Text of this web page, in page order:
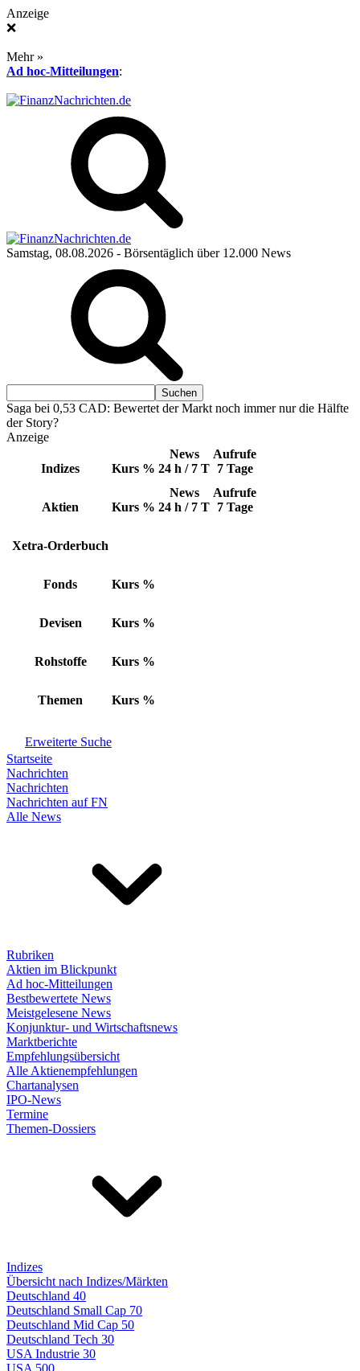
Anzeige
❌
Mehr »
Ad hoc-Mitteilungen:
Samstag, 08.08.2026 - Börsentäglich über 12.000 News
Saga bei 0,53 CAD: Bewertet der Markt noch immer nur die Hälfte
der Story?
Anzeige
Indizes Kurs %
News
24 h / 7 T
Aufrufe
7 Tage
Aktien Kurs %
News
24 h / 7 T
Aufrufe
7 Tage
Xetra-Orderbuch
Fonds Kurs %
Devisen Kurs %
Rohstoffe Kurs %
Themen Kurs %
Erweiterte Suche
Startseite
Nachrichten
Nachrichten
Nachrichten auf FN
Alle News
Rubriken
Aktien im Blickpunkt
Ad hoc-Mitteilungen
Bestbewertete News
Meistgelesene News
Konjunktur- und Wirtschaftsnews
Marktberichte
Empfehlungsübersicht
Alle Aktienempfehlungen
Chartanalysen
IPO-News
Termine
Themen-Dossiers
Indizes
Übersicht nach Indizes/Märkten
Deutschland 40
Deutschland Small Cap 70
Deutschland Mid Cap 50
Deutschland Tech 30
USA Industrie 30
USA 500